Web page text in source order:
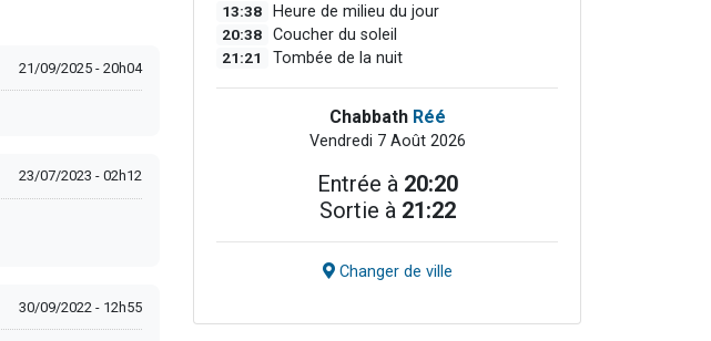
21/09/2025 - 20h04
23/07/2023 - 02h12
30/09/2022 - 12h55
13:38 Heure de milieu du jour
20:38 Coucher du soleil
21:21 Tombée de la nuit
Chabbath Réé
Vendredi 7 Août 2026
Entrée à 20:20
Sortie à 21:22
Changer de ville